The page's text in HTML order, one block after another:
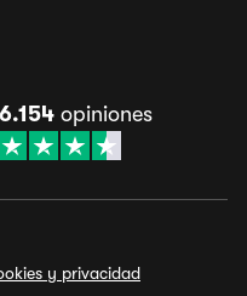
6.154 opiniones
y privacidad